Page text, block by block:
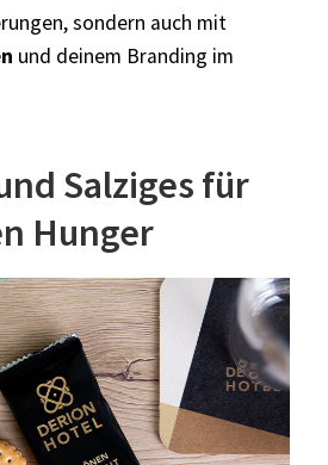
sondern auch mit
und deinem Branding im
Salziges für
Hunger